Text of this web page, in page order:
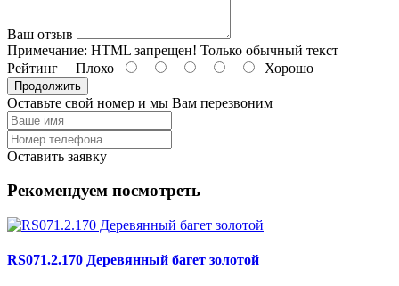
Ваш отзыв
Примечание: HTML запрещен! Только обычный текст
Рейтинг Плохо Хорошо
Продолжить
Оставьте свой номер и мы Вам перезвоним
Оставить заявку
Рекомендуем посмотреть
RS071.2.170 Деревянный багет золотой